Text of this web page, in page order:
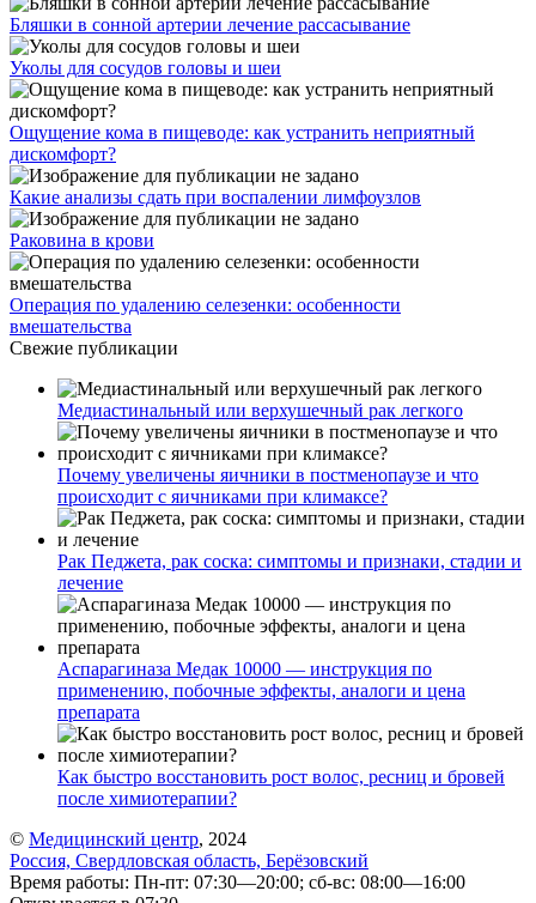
Бляшки в сонной артерии лечение рассасывание
Уколы для сосудов головы и шеи
Ощущение кома в пищеводе: как устранить неприятный
дискомфорт?
Какие анализы сдать при воспалении лимфоузлов
Раковина в крови
Операция по удалению селезенки: особенности
вмешательства
Свежие публикации
Медиастинальный или верхушечный рак легкого
Почему увеличены яичники в постменопаузе и что
происходит с яичниками при климаксе?
Рак Педжета, рак соска: симптомы и признаки, стадии и
лечение
Аспарагиназа Медак 10000 — инструкция по
применению, побочные эффекты, аналоги и цена
препарата
Как быстро восстановить рост волос, ресниц и бровей
после химиотерапии?
© Медицинский центр, 2024
Россия, Свердловская область, Берёзовский
Время работы: Пн-пт: 07:30—20:00; сб-вс: 08:00—16:00